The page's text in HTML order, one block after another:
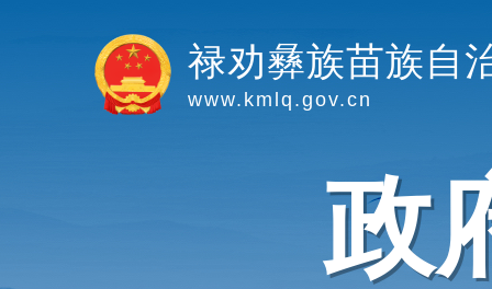
禄劝彝族苗族自
www.kmlq.gov.cn
政